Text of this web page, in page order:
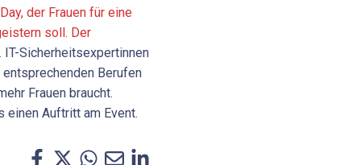
der Frauen für eine
soll. Der
. IT-Sicherheitsexpertinnen
Berufen
Frauen braucht.
einen Auftritt am Event.